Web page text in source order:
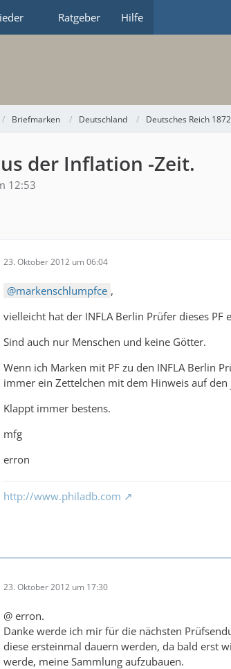
Ratgeber Hilfe
Briefmarken Deutschland Deutsches Reich
der Inflation -Zeit.
12:53
23. Oktober 2012 um 06:04
markenschlumpfce ,
vielleicht hat der INFLA Berlin Prüfer dieses PF
Sind auch nur Menschen und keine Götter.
Wenn ich Marken mit PF zu den INFLA Berlin
immer ein Zettelchen mit dem Hinweis auf den
Klappt immer bestens.
mfg
erron
http://www.philadb.com
23. Oktober 2012 um 17:30
@ erron.
Danke werde ich mir für die nächsten
diese ersteinmal dauern werden, da bald erst
werde, meine Sammlung aufzubauen.